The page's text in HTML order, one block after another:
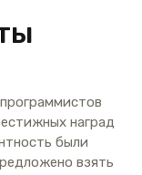
наград
были
взять